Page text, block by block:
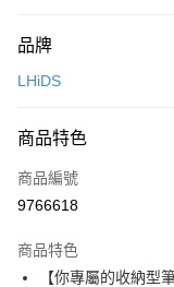
信用卡一次付款
Apple Pay
悠遊付
全盈+PAY
品牌
LHiDS
商品特色
商品編號
9766618
商品特色
【你專屬的收納型